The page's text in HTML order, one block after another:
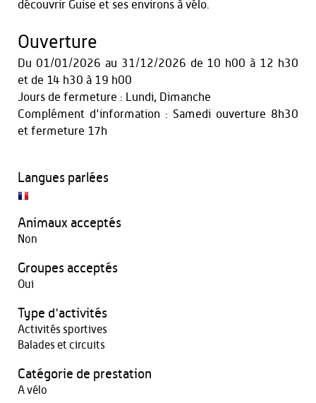
découvrir Guise et ses environs à vélo.
Ouverture
Du 01/01/2026 au 31/12/2026 de 10 h00 à 12 h30
et de 14 h30 à 19 h00
Jours de fermeture : Lundi, Dimanche
Complément d'information : Samedi ouverture 8h30
et fermeture 17h
Langues parlées
Animaux acceptés
Non
Groupes acceptés
Oui
Type d'activités
Activités sportives
Balades et circuits
Catégorie de prestation
A vélo